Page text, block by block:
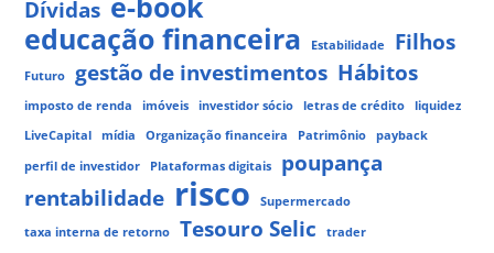
Dívidas
educação financeira
Estabilidade Filhos
Futuro gestão de investimentos Hábitos
imposto de renda imóveis investidor sócio letras de crédito
liquidez
LiveCapital
mídia Organização financeira Patrimônio
payback
perfil de investidor
Plataformas digitais
poupança
rentabilidade risco
Supermercado
taxa interna de retorno
Tesouro Selic trader